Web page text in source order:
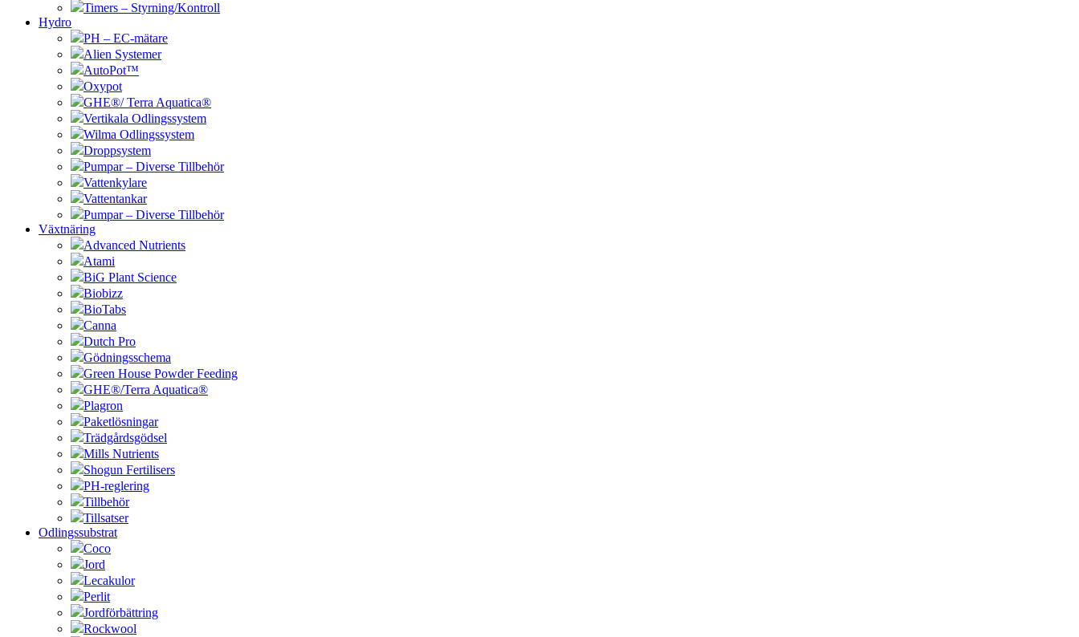
Timers – Styrning/Kontroll
Hydro
PH – EC-mätare
Alien Systemer
AutoPot™
Oxypot
GHE®/ Terra Aquatica®
Vertikala Odlingssystem
Wilma Odlingssystem
Droppsystem
Pumpar – Diverse Tillbehör
Vattenkylare
Vattentankar
Pumpar – Diverse Tillbehör
Växtnäring
Advanced Nutrients
Atami
BiG Plant Science
Biobizz
BioTabs
Canna
Dutch Pro
Gödningsschema
Green House Powder Feeding
GHE®/Terra Aquatica®
Plagron
Paketlösningar
Trädgårdsgödsel
Mills Nutrients
Shogun Fertilisers
PH-reglering
Tillbehör
Tillsatser
Odlingssubstrat
Coco
Jord
Lecakulor
Perlit
Jordförbättring
Rockwool